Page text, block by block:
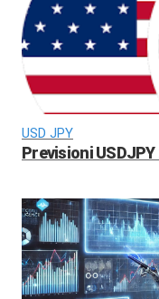
USD JPY
Previsioni USDJPY